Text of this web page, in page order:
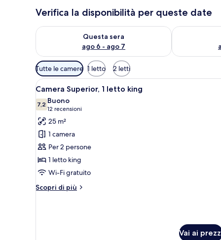
Verifica la disponibilità per queste date
Questa sera
ago 6 - ago 7
Verifica la disponibilità per questa sera, ago 6 - ago 7
Verifica la
Filtri
disponibili
per
le
camere
Tutte le camere 1 letto 2 letti
Apri
tutte
le
foto
per
Camera
Superior,
1
letto
king
Una camera d'albergo con
6
Camera Superior, 1 letto king
7,27,2 su 10
Buono
12 recensioni
(12
recensioni)
25 m²
1 camera
Per 2 persone
1 letto king
Wi-Fi gratuito
Scopri di più
Altri
Vai ai